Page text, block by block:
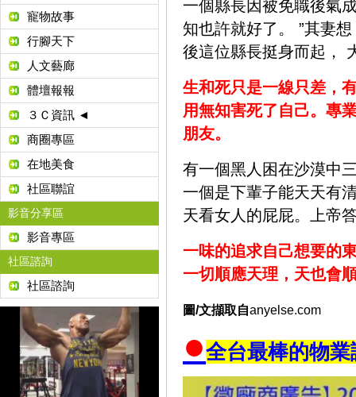
寵物故事
行腳天下
人文藝廊
體壇報報
３Ｃ資訊 ◄
商圈專區
在地美食
社區聯誼
影音分享區
影音專區
社區諮詢
社區諮詢
一個縣長因被免職後氣
知也許就好了。 ”其妻
後這位縣長挺身而起，
生和死只是一線只差，
用無知害死了自己。專
朋友。
有一個黑人困在沙漠中
一個是下輩子能天天有
天看女人的屁屁。上帝
一味的追求自己想要的
一切順應天理，天也會
圖/文擷取自anyelse.com
●全台最棒的物業